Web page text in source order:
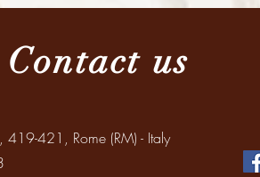
Contact us
419-421, Rome (RM) - Italy